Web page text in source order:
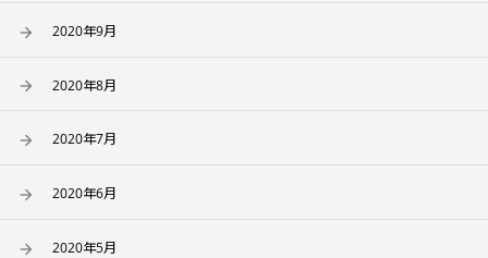
2020年9月
2020年8月
2020年7月
2020年6月
2020年5月